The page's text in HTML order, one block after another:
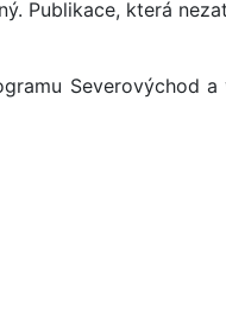
Publikace, která